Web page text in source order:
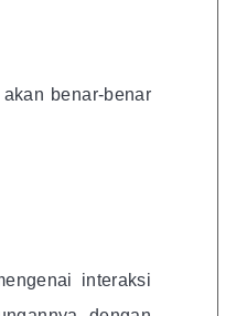
benar-benar
interaksi